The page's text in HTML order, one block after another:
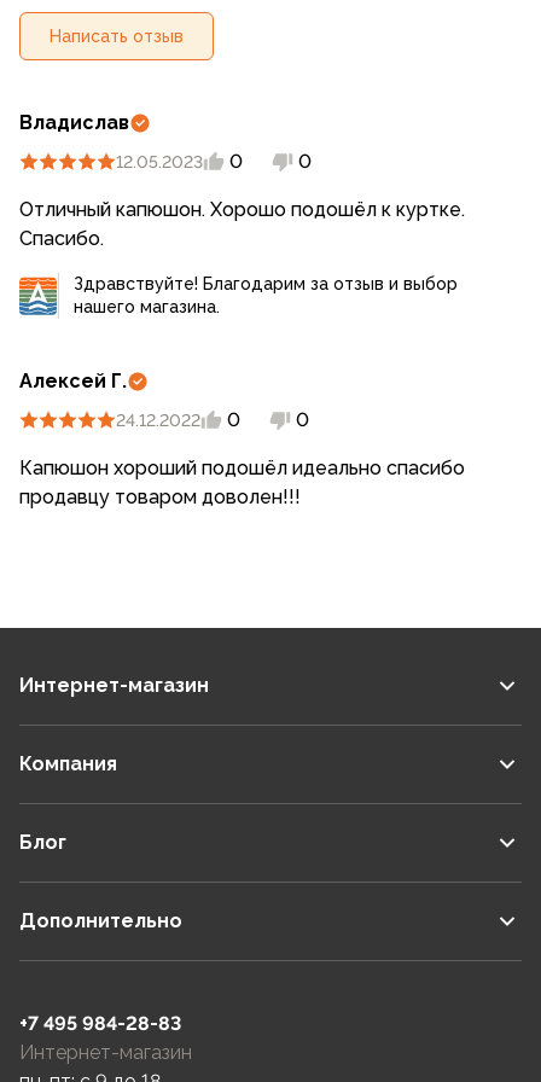
Написать отзыв
Владислав
12.05.2023 0 0
Отличный капюшон. Хорошо подошёл к куртке.
Спасибо.
Здравствуйте! Благодарим за отзыв и выбор
нашего магазина.
Алексей Г.
24.12.2022 0 0
Капюшон хороший подошёл идеально спасибо
продавцу товаром доволен!!!
Интернет-магазин
Компания
Блог
Дополнительно
+7 495 984-28-83
Интернет-магазин